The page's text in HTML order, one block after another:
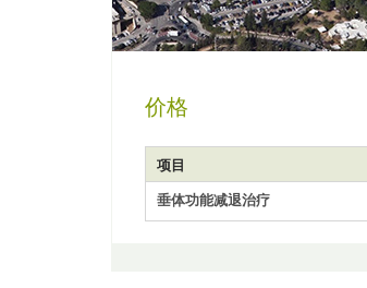
价格
项目
垂体功能减退治疗